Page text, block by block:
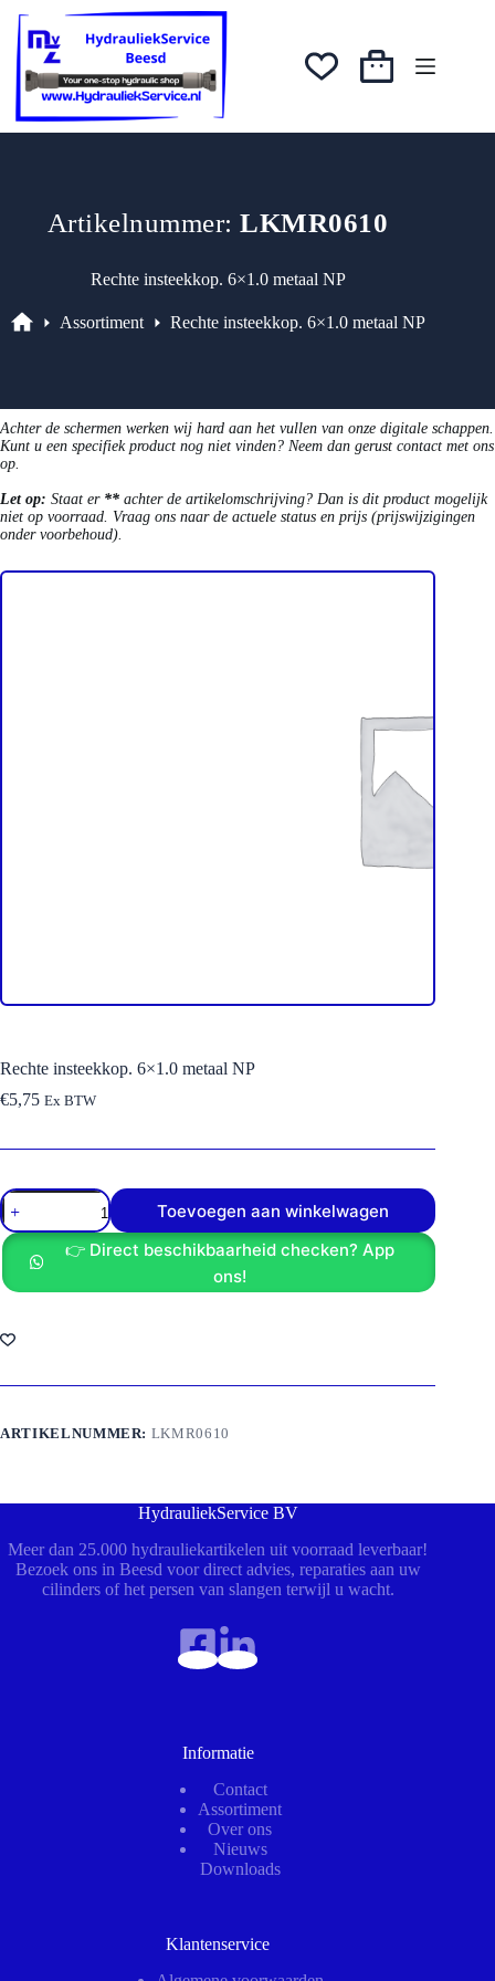
naar
inhoud
Winkelwagen
Artikelnummer:LKMR0610
Rechte insteekkop. 6×1.0 metaal NP
Assortiment Rechte insteekkop. 6×1.0 metaal NP
Achter de schermen werken wij hard aan het vullen van onze digitale schappen.
Kunt u een specifiek product nog niet vinden? Neem dan gerust contact met ons
op.
Let op: Staat er ** achter de artikelomschrijving? Dan is dit product mogelijk
niet op voorraad. Vraag ons naar de actuele status en prijs (prijswijzigingen
onder voorbehoud).
Rechte insteekkop. 6×1.0 metaal NP
€5,75 Ex BTW
Rechte
insteekkop.
6x1.0
metaal
NP
aantal
Toevoegen aan winkelwagen
👉 Direct beschikbaarheid checken? App
ons!
ARTIKELNUMMER: LKMR0610
HydrauliekService BV
Meer dan 25.000 hydrauliekartikelen uit voorraad leverbaar!
Bezoek ons in Beesd voor direct advies, reparaties aan uw
cilinders of het persen van slangen terwijl u wacht.
Informatie
Contact
Assortiment
Over ons
Nieuws
Downloads
Klantenservice